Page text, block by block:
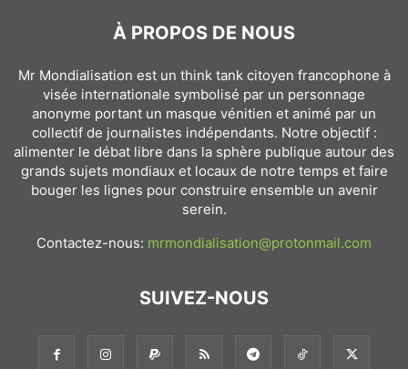
À PROPOS DE NOUS
Mr Mondialisation est un think tank citoyen francophone à
visée internationale symbolisé par un personnage
anonyme portant un masque vénitien et animé par un
collectif de journalistes indépendants. Notre objectif :
alimenter le débat libre dans la sphère publique autour des
grands sujets mondiaux et locaux de notre temps et faire
bouger les lignes pour construire ensemble un avenir
serein.
Contactez-nous: mrmondialisation@protonmail.com
SUIVEZ-NOUS